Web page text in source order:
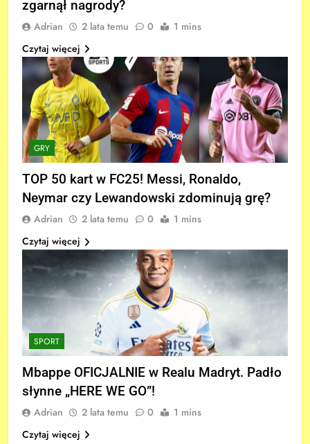
zgarnął nagrody?
Adrian 2 lata temu 0
1 mins
Czytaj więcej
GRY
TOP 50 kart w FC25! Messi, Ronaldo,
Neymar czy Lewandowski zdominują grę?
Adrian 2 lata temu 0
1 mins
Czytaj więcej
SPORT
Mbappe OFICJALNIE w Realu Madryt. Padło
słynne „HERE WE GO”!
Adrian 2 lata temu 0
1 mins
Czytaj więcej